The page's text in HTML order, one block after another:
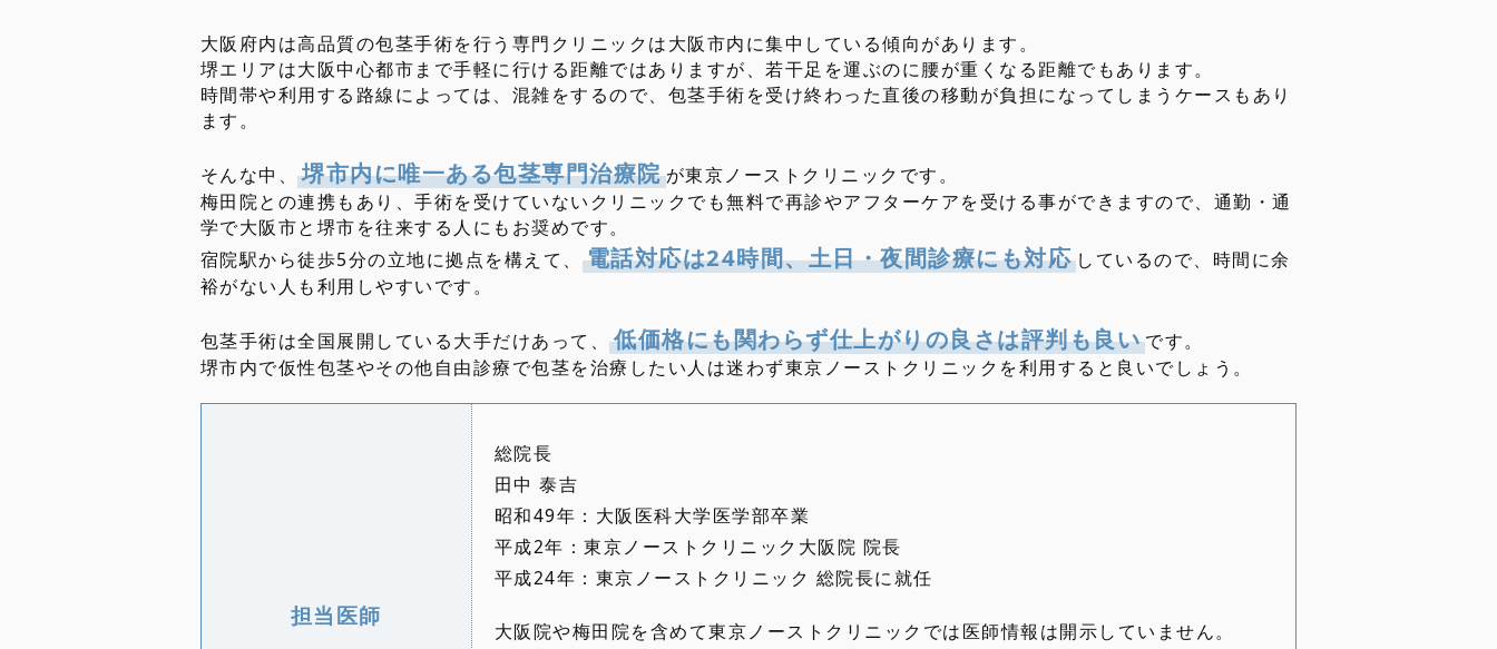
大阪府内は高品質の包茎手術を行う専門クリニックは大阪市内に集中している傾向があります。
堺エリアは大阪中心都市まで手軽に行ける距離ではありますが、若干足を運ぶのに腰が重くなる距離でもあります。
時間帯や利用する路線によっては、混雑をするので、包茎手術を受け終わった直後の移動が負担になってしまうケースもあり
ます。
そんな中、堺市内に唯一ある包茎専門治療院が東京ノーストクリニックです。
梅田院との連携もあり、手術を受けていないクリニックでも無料で再診やアフターケアを受ける事ができますので、通勤・通
学で大阪市と堺市を往来する人にもお奨めです。
宿院駅から徒歩5分の立地に拠点を構えて、
電話対応は24時間、土日・夜間診療にも対応 しているので、時間に余
裕がない人も利用しやすいです。
包茎手術は全国展開している大手だけあって、低価格にも関わらず仕上がりの良さは評判も良い です。
堺市内で仮性包茎やその他自由診療で包茎を治療したい人は迷わず東京ノーストクリニックを利用すると良いでしょう。
担当医師
総院長
田中 泰吉
昭和49年：大阪医科大学医学部卒業
平成2年：東京ノーストクリニック大阪院 院長
平成24年：東京ノーストクリニック 総院長に就任
大阪院や梅田院を含めて東京ノーストクリニックでは医師情報は開示していません。